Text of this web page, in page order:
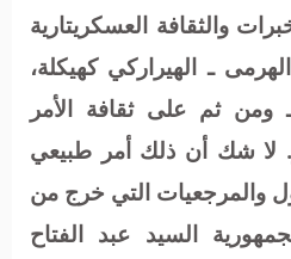
والثقافة العسكريتارية
ـ الهيراركي كهيكلة،
ومن ثم على ثقافة الأمر
لا شك أن ذلك أمر طبيعي
والمرجعيات التي خرج من
السيد عبد الفتاح